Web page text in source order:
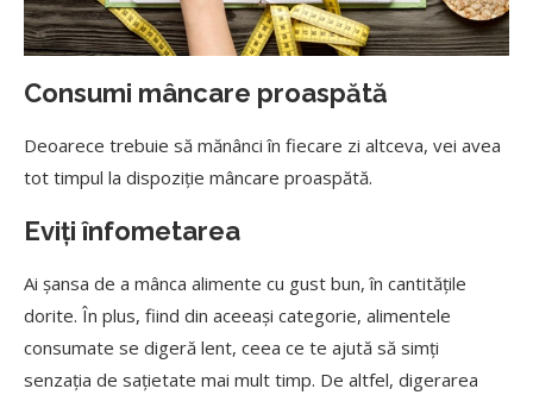
Consumi mâncare proaspătă
Deoarece trebuie să mănânci în fiecare zi altceva, vei avea
tot timpul la dispoziție mâncare proaspătă.
Eviți înfometarea
Ai șansa de a mânca alimente cu gust bun, în cantitățile
dorite. În plus, fiind din aceeași categorie, alimentele
consumate se digeră lent, ceea ce te ajută să simți
senzația de sațietate mai mult timp. De altfel, digerarea